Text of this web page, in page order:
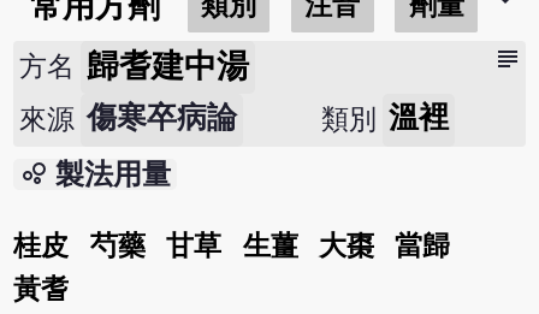
subject
方名 歸耆建中湯
來源 傷寒卒病論 類別 溫裡
bubble_chart 製法用量
桂皮 芍藥 甘草 生薑 大棗
當歸
黃耆